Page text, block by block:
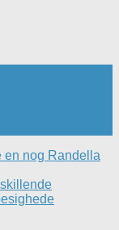
en nog Randella